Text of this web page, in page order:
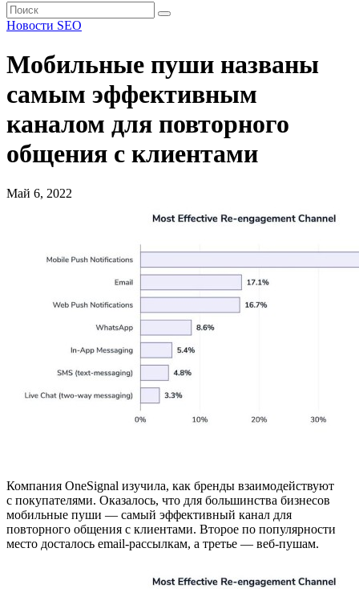
Новости SEO
Мобильные пуши названы
самым эффективным
каналом для повторного
общения с клиентами
Май 6, 2022
Компания OneSignal изучила, как бренды взаимодействуют
с покупателями. Оказалось, что для большинства бизнесов
мобильные пуши — самый эффективный канал для
повторного общения с клиентами. Второе по популярности
место досталось email-рассылкам, а третье — веб-пушам.